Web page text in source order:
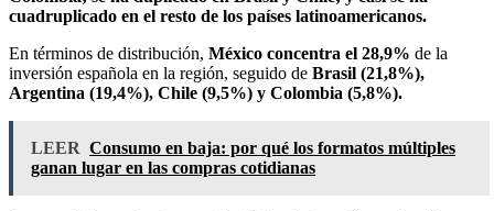
cuadruplicado en el resto de los países latinoamericanos.
En términos de distribución, México concentra el 28,9% de la
inversión española en la región, seguido de Brasil (21,8%),
Argentina (19,4%), Chile (9,5%) y Colombia (5,8%).
LEER Consumo en baja: por qué los formatos múltiples
ganan lugar en las compras cotidianas